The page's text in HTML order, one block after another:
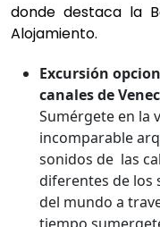
donde destaca la
Alojamiento.
Excursión
canales de
Sumérgete en la
incomparable
sonidos de las
diferentes de los
del mundo a